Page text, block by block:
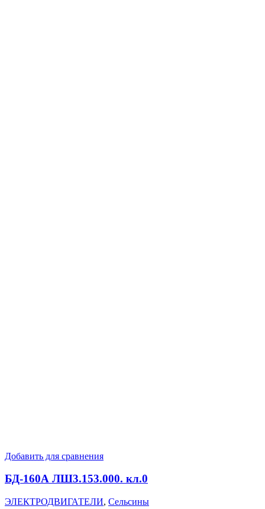
Добавить для сравнения
БД-160А ЛШ3.153.000. кл.0
ЭЛЕКТРОДВИГАТЕЛИ, Сельсины